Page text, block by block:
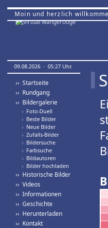
Moin und herzlich
09.08.2026 · 05:27 Uhr.
›› Startseite
›› Rundgang
›› Bildergalerie
› Foto-Duell
› Beste Bilder
› Neue Bilder
› Zufalls-Bilder
› Bildersuche
› Farbsuche
› Bildautoren
› Bilder hochladen
›› Historische Bilder
›› Videos
›› Informationen
›› Geschichte
›› Herunterladen
›› Kontakt